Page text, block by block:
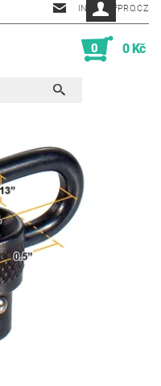
INFO@DFPRO.CZ
0 0 Kč